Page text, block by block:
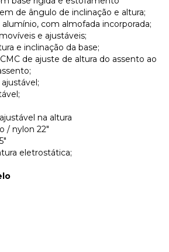
de ângulo de inclinação e altura;
com almofada incorporada;
e ajustáveis;
e inclinação da base;
de ajuste de altura do assento ao
na altura
/ nylon 22″
eletrostática;